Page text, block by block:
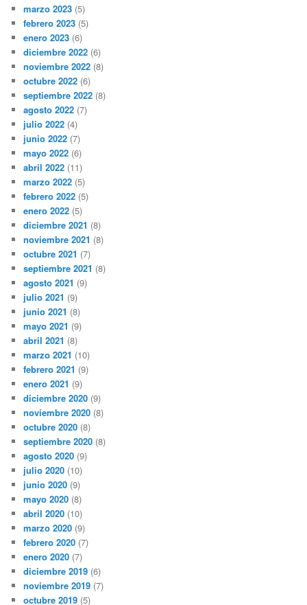
marzo 2023 (5)
febrero 2023 (5)
enero 2023 (6)
diciembre 2022 (6)
noviembre 2022 (8)
octubre 2022 (6)
septiembre 2022 (8)
agosto 2022 (7)
julio 2022 (4)
junio 2022 (7)
mayo 2022 (6)
abril 2022 (11)
marzo 2022 (5)
febrero 2022 (5)
enero 2022 (5)
diciembre 2021 (8)
noviembre 2021 (8)
octubre 2021 (7)
septiembre 2021 (8)
agosto 2021 (9)
julio 2021 (9)
junio 2021 (8)
mayo 2021 (9)
abril 2021 (8)
marzo 2021 (10)
febrero 2021 (9)
enero 2021 (9)
diciembre 2020 (9)
noviembre 2020 (8)
octubre 2020 (8)
septiembre 2020 (8)
agosto 2020 (9)
julio 2020 (10)
junio 2020 (9)
mayo 2020 (8)
abril 2020 (10)
marzo 2020 (9)
febrero 2020 (7)
enero 2020 (7)
diciembre 2019 (6)
noviembre 2019 (7)
octubre 2019 (5)